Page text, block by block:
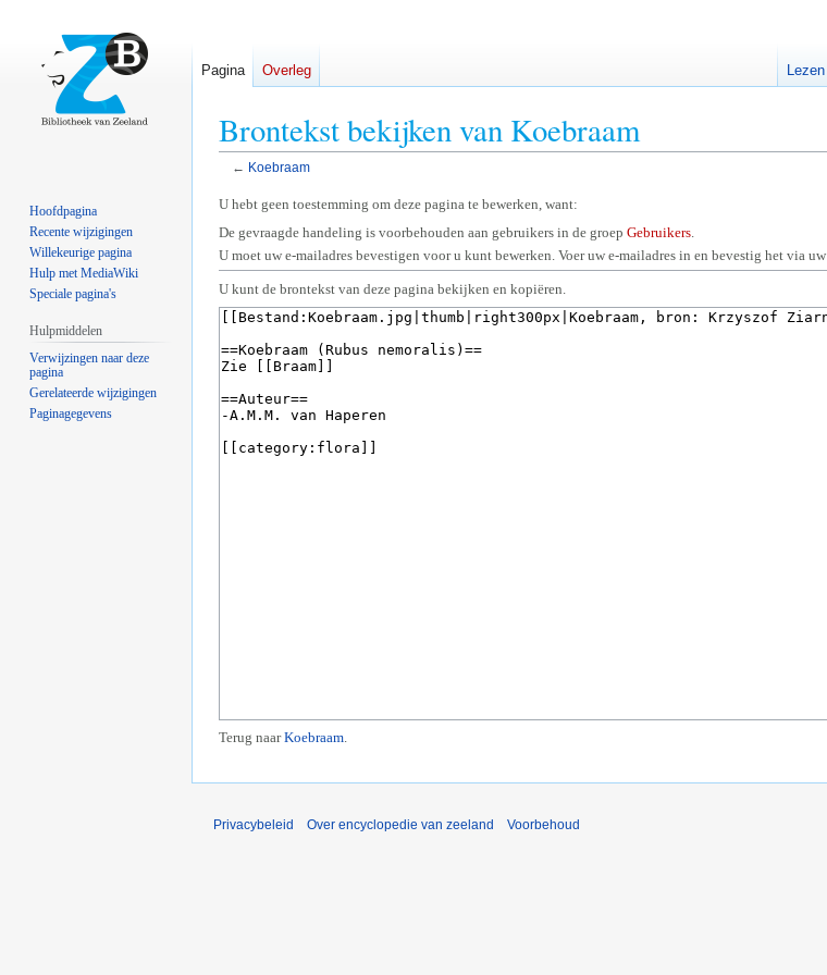
Brontekst bekijken van Koebraam
← Koebraam
Naar
navigatie
springen
Naar
zoeken
springen
U hebt geen toestemming om deze pagina te bewerken, want:
De gevraagde handeling is voorbehouden aan gebruikers in de groep Gebruikers.
U moet uw e-mailadres bevestigen voor u kunt bewerken. Voer uw e-mailadres in en bevestig het via uw
U kunt de brontekst van deze pagina bekijken en kopiëren.
Terug naarKoebraam.
Pagina Overleg Lezen
Hoofdpagina
Recente wijzigingen
Willekeurige pagina
Hulp met MediaWiki
Speciale pagina's
Hulpmiddelen
Verwijzingen naar deze
pagina
Gerelateerde wijzigingen
Paginagegevens
Privacybeleid Over encyclopedie van zeeland Voorbehoud